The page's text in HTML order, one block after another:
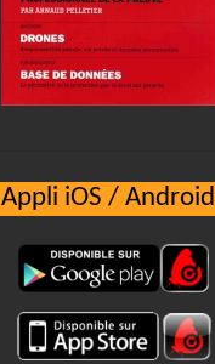
Appli iOS / Android